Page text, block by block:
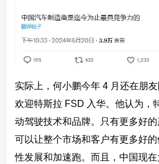
实际上，何小鹏今年 4 月还在朋
欢迎特斯拉 FSD 入华。他认为，
动驾驶技术和品牌。
只有更多好
可以让整个市场和客户有更多好
性发展和加速跑。而且，中国现